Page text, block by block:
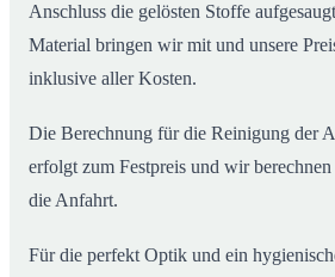
Anschluss die gelösten Stoffe
Material bringen wir mit und unsere
inklusive aller Kosten.
Die Berechnung für die Reinigung der
erfolgt zum Festpreis und wir
die Anfahrt.
Für die perfekt Optik und ein